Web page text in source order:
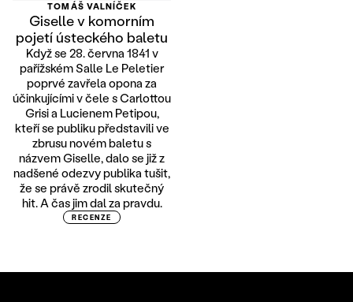
TOMÁŠ VALNÍČEK
Giselle v komorním
pojetí ústeckého baletu
Když se 28. června 1841 v
pařížském Salle Le Peletier
poprvé zavřela opona za
účinkujícími v čele s Carlottou
Grisi a Lucienem Petipou,
kteří se publiku představili ve
zbrusu novém baletu s
názvem Giselle, dalo se již z
nadšené odezvy publika tušit,
že se právě zrodil skutečný
hit. A čas jim dal za pravdu.
RECENZE